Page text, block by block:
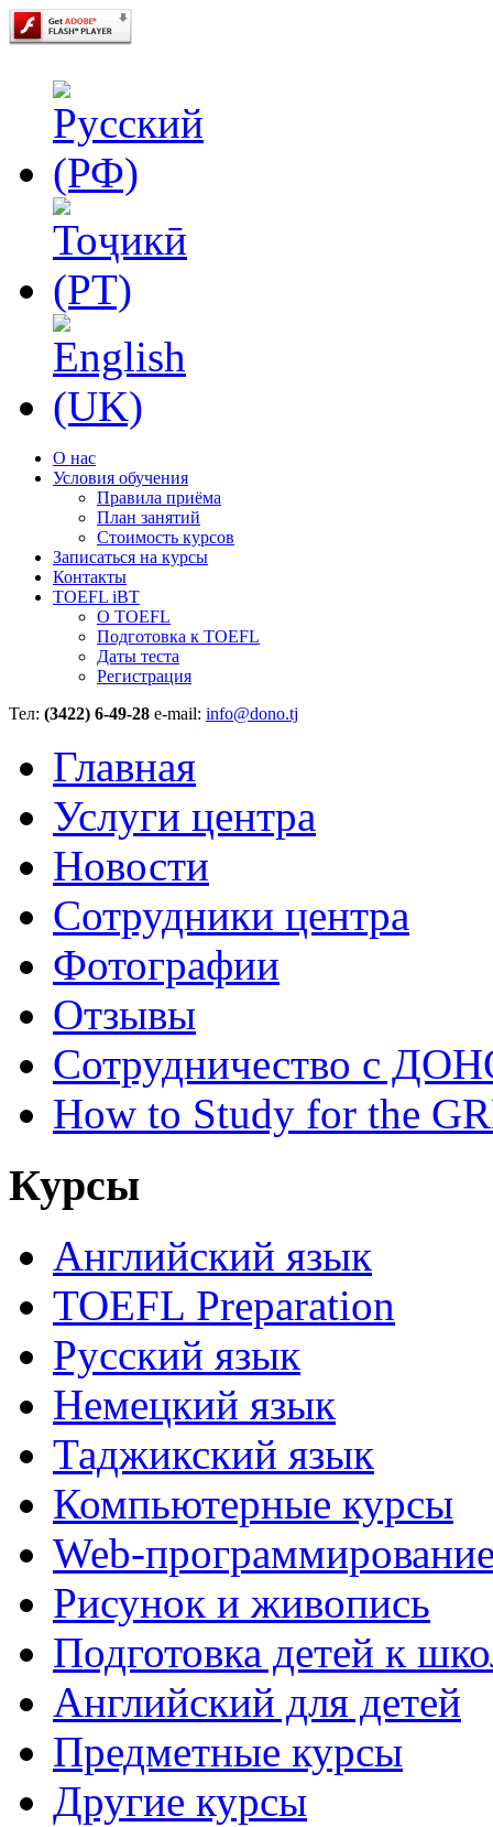
О нас
Условия обучения
Правила приёма
План занятий
Стоимость курсов
Записаться на курсы
Контакты
TOEFL iBT
О TOEFL
Подготовка к TOEFL
Даты теста
Регистрация
Тел: (3422) 6-49-28 e-mail: info@dono.tj
Главная
Услуги центра
Новости
Сотрудники центра
Фотографии
Отзывы
Сотрудничество с
How to Study for the
Курсы
Английский язык
TOEFL Preparation
Русский язык
Немецкий язык
Таджикский язык
Компьютерные курсы
Web-
Рисунок и живопись
Подготовка детей к
Английский для детей
Предметные курсы
Другие курсы